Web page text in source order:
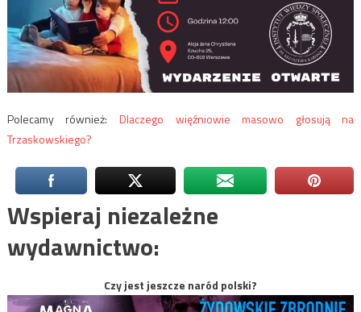
Polecamy również: Dlaczego więźniowie masowo głosują na
Trzaskowskiego?
Wspieraj niezależne
wydawnictwo:
Czy jest jeszcze naród polski?